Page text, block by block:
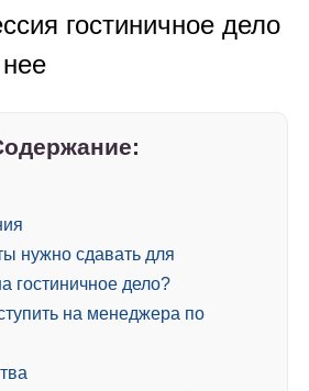
гостиничное дело
нужно сдавать для
гостиничное дело?
на менеджера по